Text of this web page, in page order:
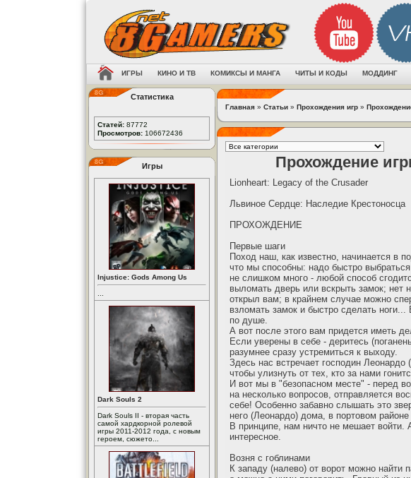
ИГРЫ КИНО И ТВ КОМИКСЫ И МАНГА ЧИТЫ И КОДЫ МОДДИНГ
Статистика
Статей: 87772
Просмотров: 106672436
Игры
Injustice: Gods Among Us
Dark Souls 2
Dark Souls II - вторая часть
самой хардкорной ролевой
игры 2011-2012 года, с новым
героем, сюжето...
Главная » Статьи » Прохождения игр »
Прохождение
Lionheart: Legacy of the Crusader
Львиное Сердце: Наследие Крестоносца
ПРОХОЖДЕНИЕ
Первые шаги
Поход наш, как известно, начинается в
что мы способны: надо быстро
не слишком много - любой способ
выломать дверь или вскрыть замок; нет
открыл вам; в крайнем случае можно
взломать замок и быстро сделать
по душе.
А вот после этого вам придется иметь
Если уверены в себе - деритесь
разумнее сразу устремиться к выходу.
Здесь нас встречает господин
чтобы улизнуть от тех, кто за нами
И вот мы в "безопасном месте" - перед
на несколько вопросов, отправляется
себе! Особенно забавно слышать это
него (Леонардо) дома, в портовом районе
В принципе, нам ничто не мешает войти.
интересное.
Возня с гоблинами
К западу (налево) от ворот можно найти